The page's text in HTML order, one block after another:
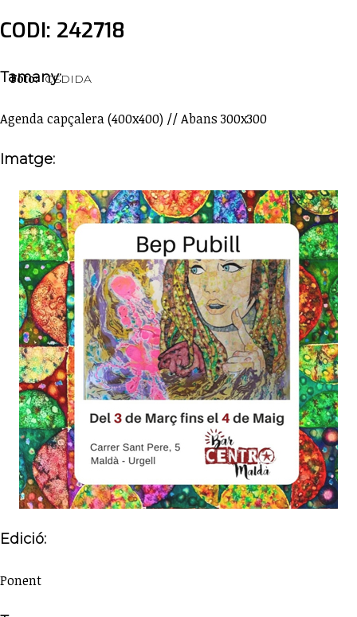
CODI: 242718
Foto: CEDIDA
Tamany:
Agenda capçalera (400x400) // Abans 300x300
Imatge:
Edició:
Ponent